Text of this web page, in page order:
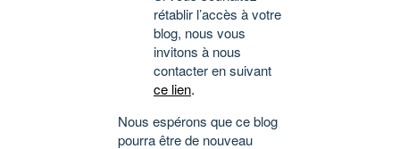
rétablir l’accès à votre
blog, nous vous
invitons à nous
contacter en suivant
ce lien.
Nous espérons que ce blog
pourra être de nouveau